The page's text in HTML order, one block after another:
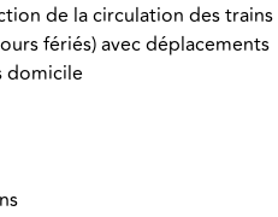
de la circulation des trains
fériés) avec déplacements
domicile